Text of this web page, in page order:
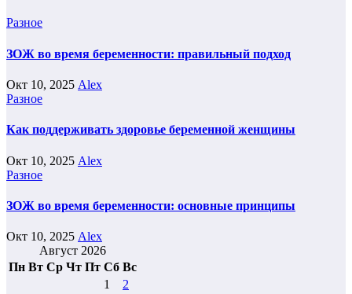
Разное
ЗОЖ во время беременности: правильный подход
Окт 10, 2025 Alex
Разное
Как поддерживать здоровье беременной женщины
Окт 10, 2025 Alex
Разное
ЗОЖ во время беременности: основные принципы
Окт 10, 2025 Alex
Август 2026
Пн Вт Ср Чт Пт Сб Вс
1
2